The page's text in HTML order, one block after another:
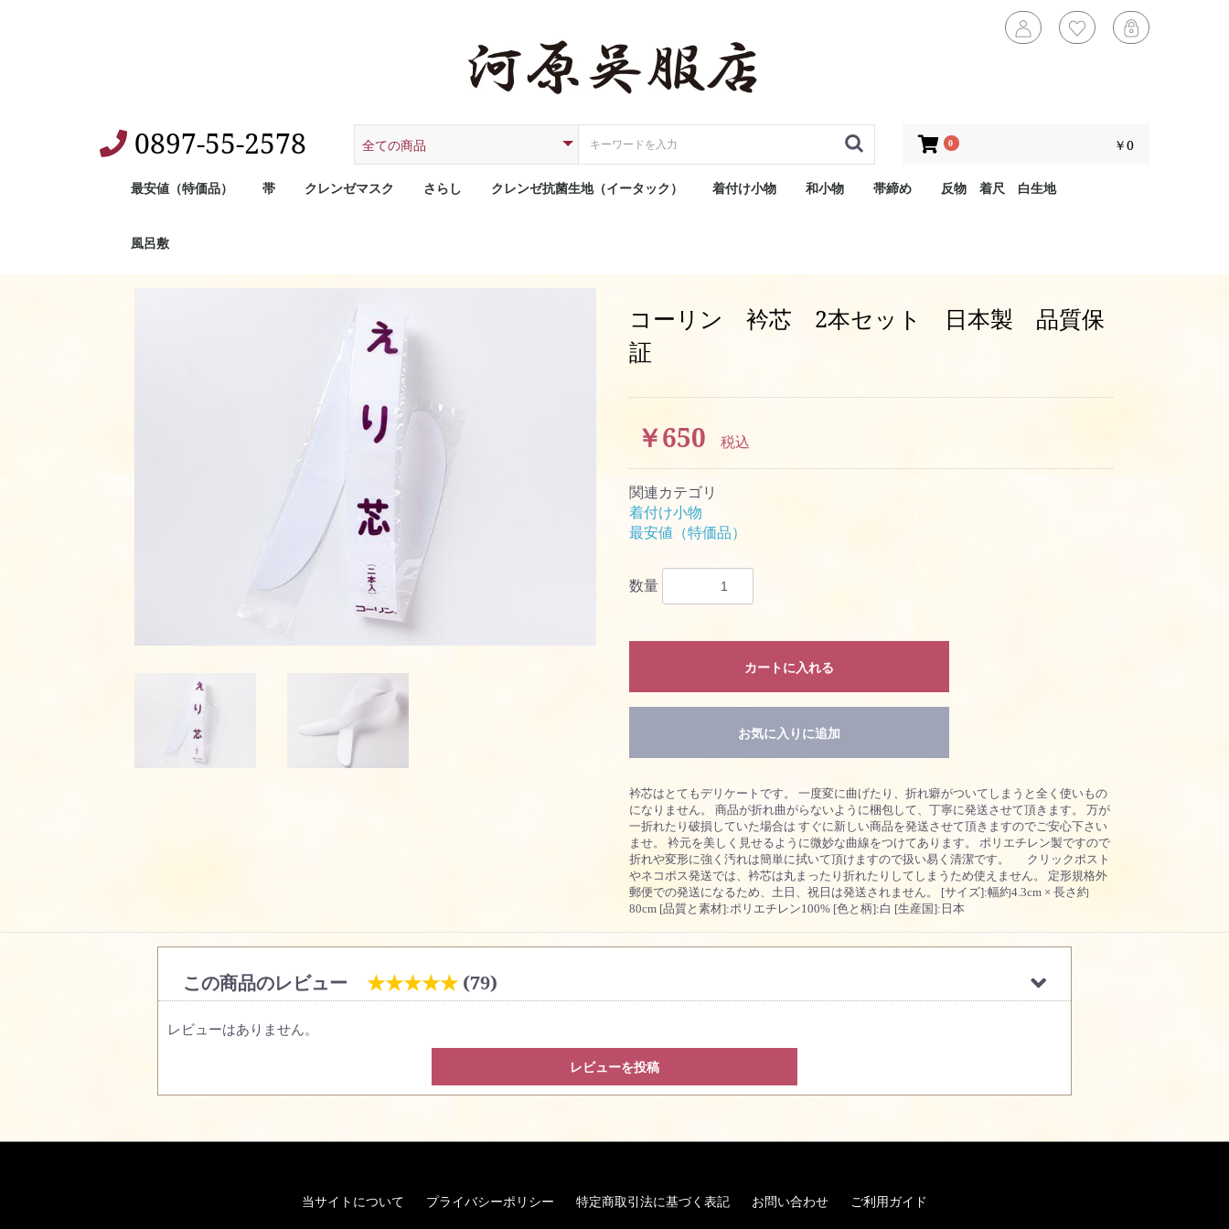
0897-55-2578 0 ￥0
最安値（特価品） 帯 クレンゼマスク さらし クレンゼ抗菌生地（イータック） 着付け小物 和小物 帯締め 反物 着尺 白生地
風呂敷
コーリン 衿芯 2本セット 日本製 品質保
証
￥650 税込
関連カテゴリ
着付け小物
最安値（特価品）
数量
カートに入れる
お気に入りに追加
衿芯はとてもデリケートです。 一度変に曲げたり、折れ癖がついてしまうと全く使いもの
になりません。 商品が折れ曲がらないように梱包して、丁寧に発送させて頂きます。 万が
一折れたり破損していた場合は すぐに新しい商品を発送させて頂きますのでご安心下さい
ませ。 衿元を美しく見せるように微妙な曲線をつけてあります。 ポリエチレン製ですので
折れや変形に強く汚れは簡単に拭いて頂けますので扱い易く清潔です。 クリックポスト
やネコポス発送では、衿芯は丸まったり折れたりしてしまうため使えません。 定形規格外
郵便での発送になるため、土日、祝日は発送されません。 [サイズ]:幅約4.3cm × 長さ約
80cm [品質と素材]:ポリエチレン100% [色と柄]:白 [生産国]:日本
この商品のレビュー ★★★★★ (79)
レビューはありません。
レビューを投稿
当サイトについて プライバシーポリシー 特定商取引法に基づく表記 お問い合わせ ご利用ガイド